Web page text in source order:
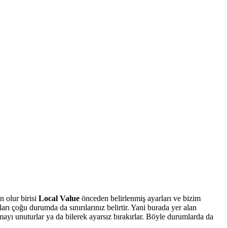
olur birisi Local Value önceden belirlenmiş ayarları ve bizim
çoğu durumda da sınırılarınız belirtir. Yani burada yer alan
unuturlar ya da bilerek ayarsız bırakırlar. Böyle durumlarda da